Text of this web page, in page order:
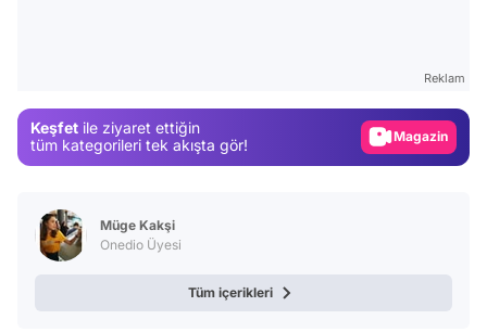
Reklam
Keşfet ile ziyaret ettiğin
tüm kategorileri tek akışta gör!
Magazin
Müge Kakşi
Onedio Üyesi
Tüm içerikleri